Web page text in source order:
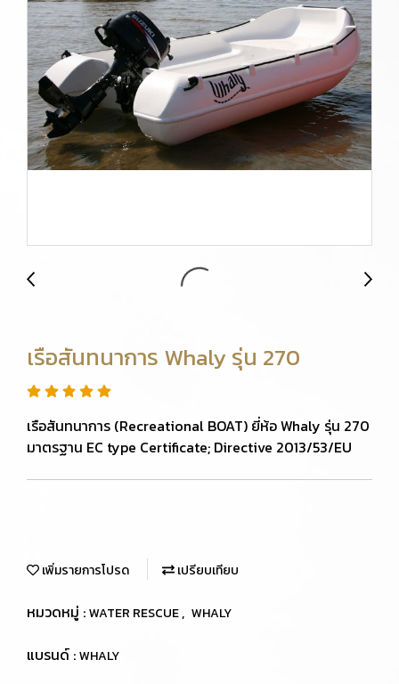
เรือสันทนาการ Whaly รุ่น 270
เรือสันทนาการ (Recreational BOAT) ยี่ห้อ Whaly รุ่น 270
มาตรฐาน EC type Certificate; Directive 2013/53/EU
เพิ่มรายการโปรด เปรียบเทียบ
หมวดหมู่ :WATER RESCUE, WHALY
แบรนด์ :WHALY